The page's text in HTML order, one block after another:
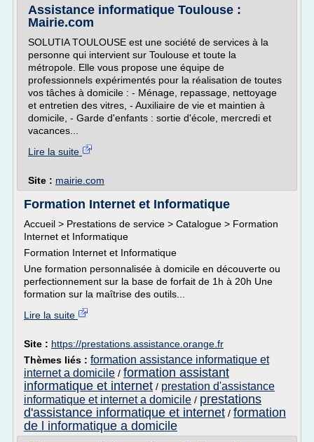
Assistance informatique Toulouse :
Mairie.com
SOLUTIA TOULOUSE est une société de services à la
personne qui intervient sur Toulouse et toute la
métropole. Elle vous propose une équipe de
professionnels expérimentés pour la réalisation de toutes
vos tâches à domicile : - Ménage, repassage, nettoyage
et entretien des vitres, - Auxiliaire de vie et maintien à
domicile, - Garde d'enfants : sortie d'école, mercredi et
vacances...
Lire la suite
Site : mairie.com
Formation Internet et Informatique
Accueil > Prestations de service > Catalogue > Formation
Internet et Informatique
Formation Internet et Informatique
Une formation personnalisée à domicile en découverte ou
perfectionnement sur la base de forfait de 1h à 20h Une
formation sur la maîtrise des outils...
Lire la suite
Site : https://prestations.assistance.orange.fr
Thèmes liés : formation assistance informatique et
internet a domicile / formation assistant
informatique et internet / prestation d'assistance
informatique et internet a domicile / prestations
d'assistance informatique et internet / formation
de l informatique a domicile